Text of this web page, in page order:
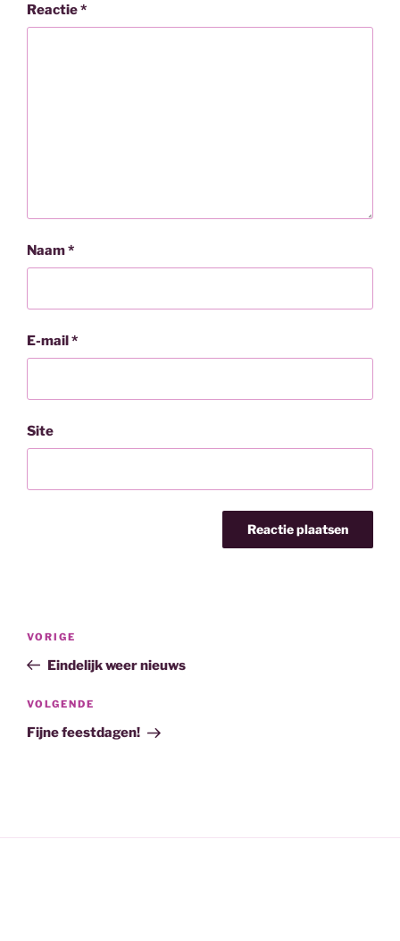
Reactie*
Naam*
E-mail*
Site
Vorig
bericht
VORIGE
Eindelijk weer nieuws
Volgend
bericht
VOLGENDE
Fijne feestdagen!